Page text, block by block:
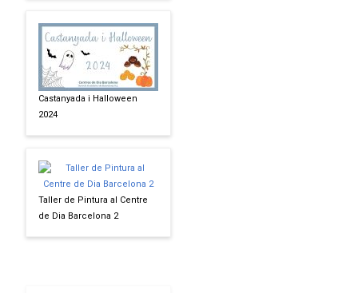
Castanyada i Halloween
2024
Taller de Pintura al Centre
de Dia Barcelona 2